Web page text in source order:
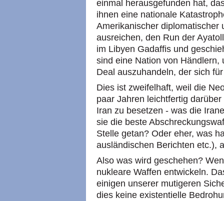
einmal herausgefunden hat,
ihnen eine nationale
Amerikanischer diplomatischer
ausreichen, den Run der
im Libyen Gadaffis und
sind eine Nation von
Deal auszuhandeln, der sich
Dies ist zweifelhaft, weil die
paar Jahren leichtfertig
Iran zu besetzen - was die
sie die beste
Stelle getan? Oder eher, was
ausländischen Berichten etc.),
Also was wird geschehen?
nukleare Waffen entwickeln.
einigen unserer mutigeren
dies keine existentielle